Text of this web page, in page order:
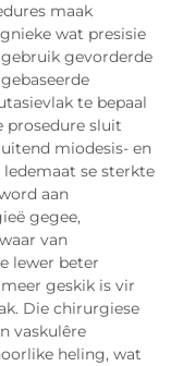
maak
wat presisie
gevorderde
te bepaal
prosedure sluit
miodesis- en
se sterkte
aan
gegee,
van
lewer beter
geskik is vir
Die chirurgiese
vaskulêre
heling, wat